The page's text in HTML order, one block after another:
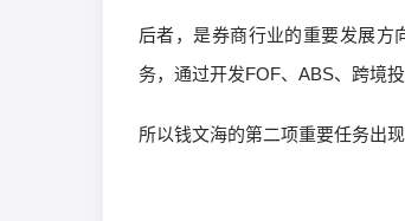
后者，是券商行业的重要发展方
务，通过开发FOF、ABS、跨境
所以钱文海的第二项重要任务出